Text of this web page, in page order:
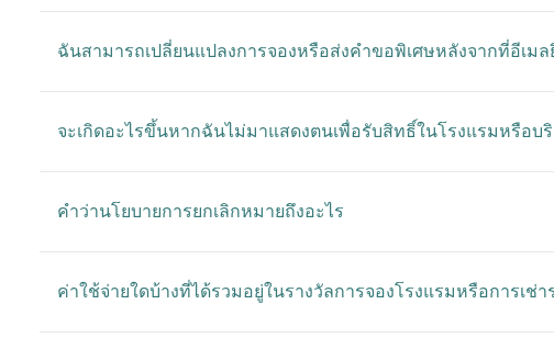
ฉันสามารถเปลี่ยนแปลงการจองหรือส่งคำขอพิเศษหลังจากที่อีเม
จะเกิดอะไรขึ้นหากฉันไม่มาแสดงตนเพื่อรับสิทธิ์ในโรงแรมหรือบริ
คำว่านโยบายการยกเลิกหมายถึงอะไร
ค่าใช้จ่ายใดบ้างที่ได้รวมอยู่ในรางวัลการจองโรงแรมหรือการเช่า